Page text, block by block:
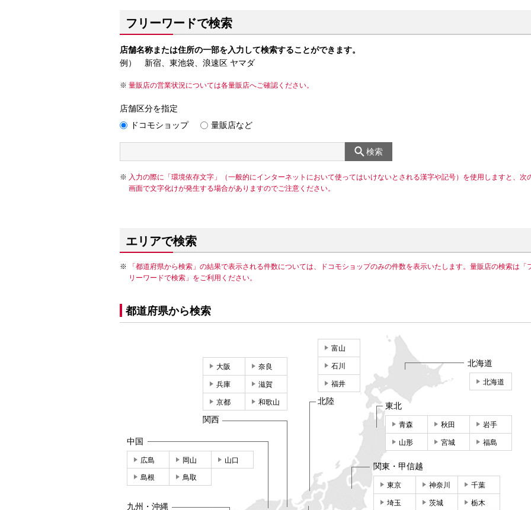
フリーワードで検索
店舗名称または住所の一部を入力して検索することができます。
例） 新宿、東池袋、浪速区 ヤマダ
量販店の営業状況については各量販店へご確認ください。
店舗区分を指定
ドコモショップ
量販店など
検索
入力の際に「環境依存文字」（一般的にインターネットにおいて使ってはいけないとされる漢字や記号）を使用しますと、次
画面で文字化けが発生する場合がありますのでご注意ください。
エリアで検索
「都道府県から検索」の結果で表示される件数については、ドコモショップのみの件数を表示いたします。量販店の検索は「
リーワードで検索」をご利用ください。
都道府県から検索
北海道
北海道
東北
青森 秋田 岩手
山形 宮城 福島
関東・甲信越
東京 神奈川 千葉
埼玉 茨城 栃木
富山
石川
福井
北陸
大阪 奈良
兵庫 滋賀
京都 和歌山
関西
中国
広島 岡山 山口
島根 鳥取
九州・沖縄